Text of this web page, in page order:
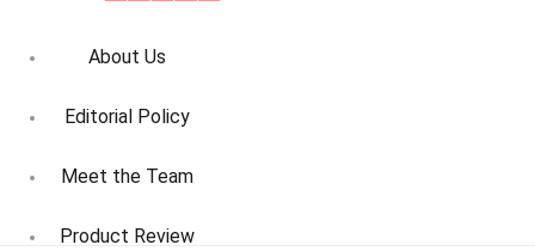
About Us
Editorial Policy
Meet the Team
Product Review